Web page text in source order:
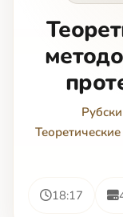
18:17